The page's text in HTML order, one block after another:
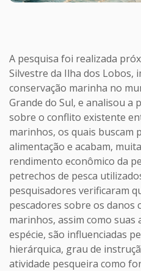
A pesquisa foi realizada
Silvestre da Ilha dos Lobos,
conservação marinha no
Grande do Sul, e analisou a
sobre o conflito existente
marinhos, os quais buscam
alimentação e acabam,
rendimento econômico da
petrechos de pesca
pesquisadores verificaram
pescadores sobre os danos
marinhos, assim como suas
espécie, são influenciadas
hierárquica, grau de
atividade pesqueira como